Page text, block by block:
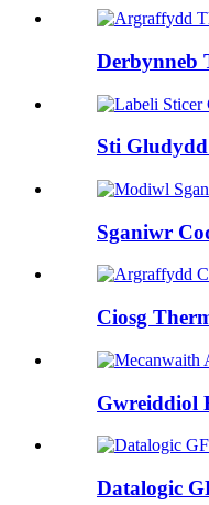
Derbynneb
Sti
Sganiwr
Ciosg
Gwreiddiol
Datalogic